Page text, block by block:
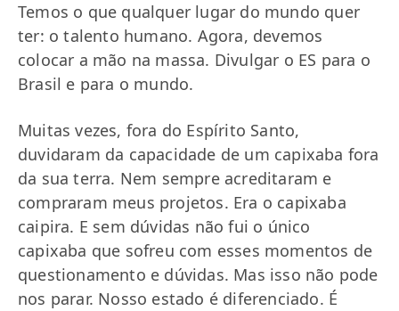
Temos o que qualquer lugar do mundo quer
ter: o talento humano. Agora, devemos
colocar a mão na massa. Divulgar o ES para o
Brasil e para o mundo.
Muitas vezes, fora do Espírito Santo,
duvidaram da capacidade de um capixaba fora
da sua terra. Nem sempre acreditaram e
compraram meus projetos. Era o capixaba
caipira. E sem dúvidas não fui o único
capixaba que sofreu com esses momentos de
questionamento e dúvidas. Mas isso não pode
nos parar. Nosso estado é diferenciado. É